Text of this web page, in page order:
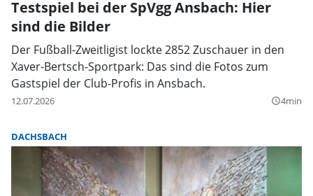
Testspiel bei der SpVgg Ansbach: Hier
sind die Bilder
Der Fußball-Zweitligist lockte 2852 Zuschauer in den
Xaver-Bertsch-Sportpark: Das sind die Fotos zum
Gastspiel der Club-Profis in Ansbach.
12.07.2026 query_builder4min
DACHSBACH